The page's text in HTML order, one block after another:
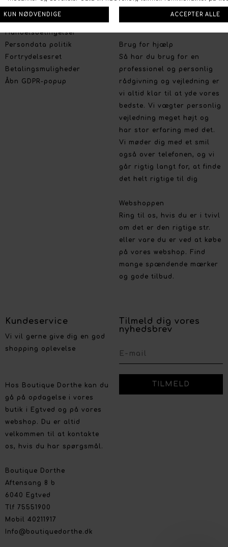
Handelsbetingelser
Persondata politik
Fortrydelsesret
Betalingsmuligheder
Åbn GDPR-popup
gå på kompromis med
Brug for hjælp
Så har du brug for en
professionel og personlig
rådgivning og vejledning er
vi altid klar til at yde vores
bedste. Vi vægter personlig
vejledning meget højt og
har stor erfaring med det.
Vi møder dig med et smil
også over telefonen, og vi
går rigtig langt for, at finde
det helt rigtige til dig
Webshoppen
Ring til os, hvis du er i tvivl
om det er den rigtige str.
eller vare du er ved at købe
på vores webshop. Find
mange spændende mærker
og gode tilbud.
Kundeservice
Vi vil gerne give dig en god
shopping oplevelse
Hos Boutique Dorthe kan du
gå på opdagelse i vores
butik i Egtved og på vores
webshop. Du er altid
velkommen til at kontakte
os, hvis du har spørgsmål.
Boutique Dorthe
Aftensang 8 b
6040 Egtved
Tlf 75551900
Mobil 40211917
Info@boutiquedorthe.dk
Tilmeld dig vores
nyhedsbrev